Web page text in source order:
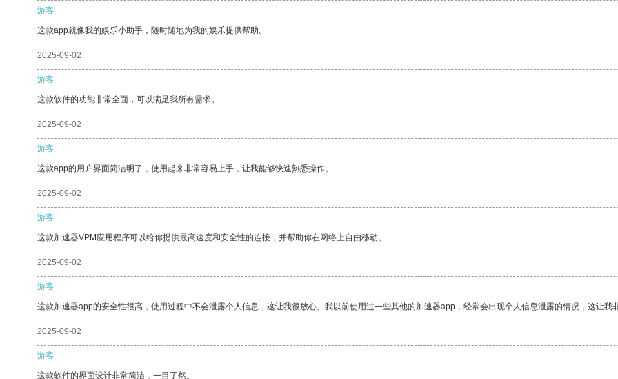
游客
这款app就像我的娱乐小助手，随时随地为我的娱乐提供帮助。
2025-09-02
游客
这款软件的功能非常全面，可以满足我所有需求。
2025-09-02
游客
这款app的用户界面简洁明了，使用起来非常容易上手，让我能够快速熟悉操作。
2025-09-02
游客
这款加速器VPM应用程序可以给你提供最高速度和安全性的连接，并帮助你在网络上自由移动。
2025-09-02
游客
这款加速器app的安全性很高，使用过程中不会泄露个人信息，这让我很放心。我以前使用过一些其他的加速器app，经常会出现个人信息泄露的情况，这让我
2025-09-02
游客
这款软件的界面设计非常简洁，一目了然。